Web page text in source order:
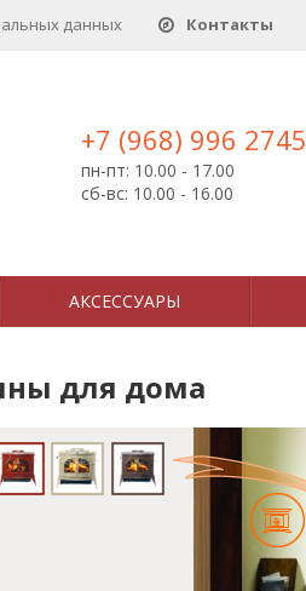
данныx Контакты
+7 (968) 996 2745
пн-пт: 10.00 - 17.00
сб-вс: 10.00 - 16.00
АКСЕССУАРЫ
для дома